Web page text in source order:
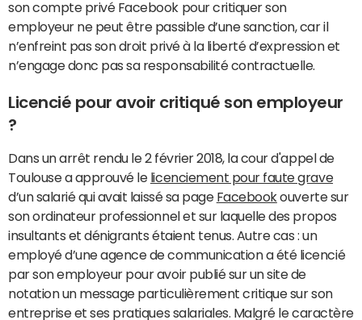
son compte privé Facebook pour critiquer son
employeur ne peut être passible d’une sanction, car il
n’enfreint pas son droit privé à la liberté d’expression et
n’engage donc pas sa responsabilité contractuelle.
Licencié pour avoir critiqué son employeur
?
Dans un arrêt rendu le 2 février 2018, la cour d'appel de
Toulouse a approuvé le licenciement pour faute grave
d’un salarié qui avait laissé sa page Facebookouverte sur
son ordinateur professionnel et sur laquelle des propos
insultants et dénigrants étaient tenus. Autre cas : un
employé d’une agence de communication a été licencié
par son employeur pour avoir publié sur un site de
notation un message particulièrement critique sur son
entreprise et ses pratiques salariales. Malgré le caractère